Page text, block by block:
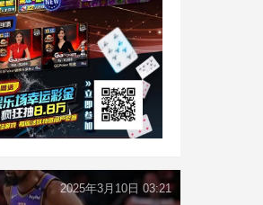
2025年3月10日 03:21